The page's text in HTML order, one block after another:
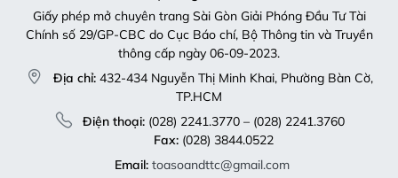
thông cấp ngày 06-09-2023.
Địa chỉ:432-434 Nguyễn Thị Minh Khai, Phường Bàn Cờ,
TP.HCM
Điện thoại:(028) 2241.3770 – (028) 2241.3760
Fax:(028) 3844.0522
Email: toasoandttc@gmail.com
Liên hệ quảng cáo